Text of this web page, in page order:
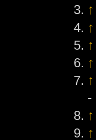
↑
↑
↑
↑
↑
-
↑
↑